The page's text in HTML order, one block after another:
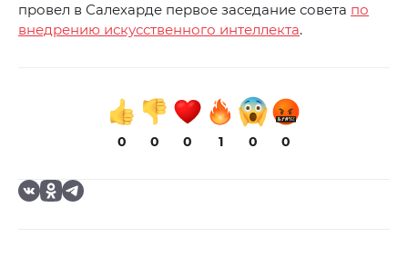
провел в Салехарде первое заседание совета по
внедрению искусственного интеллекта.
0 0 0 1 0 0